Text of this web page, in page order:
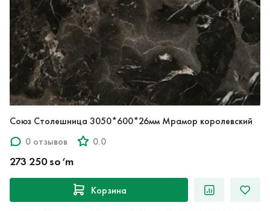
Союз Столешница 3050*600*26мм Мрамор королевский
0 отзывов
0.0
273 250 so‘m
Корзина